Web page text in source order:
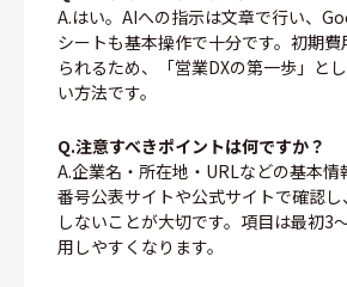
A.はい。AIへの指示は文章で行い、
シートも基本操作で十分です。初期
られるため、「営業DXの第一歩」と
い方法です。
Q.注意すべきポイントは何ですか？
A.企業名・所在地・URLなどの基本情
番号公表サイトや公式サイトで確認し
しないことが大切です。項目は最初3
用しやすくなります。